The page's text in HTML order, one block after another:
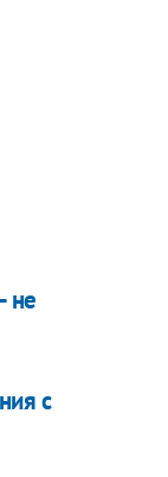
не
с